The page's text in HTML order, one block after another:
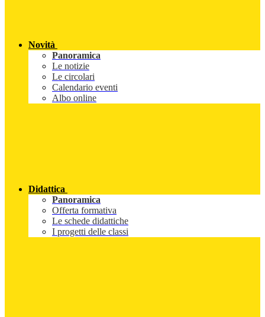
Novità
Panoramica
Le notizie
Le circolari
Calendario eventi
Albo online
Didattica
Panoramica
Offerta formativa
Le schede didattiche
I progetti delle classi